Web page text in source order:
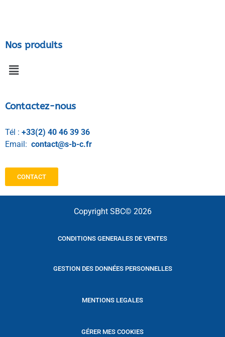
Nos produits
Contactez-nous
Tél : +33(2) 40 46 39 36
Email: contact@s-b-c.fr
CONTACT
Copyright SBC© 2026
CONDITIONS GENERALES DE VENTES
GESTION DES DONNÉES PERSONNELLES
MENTIONS LEGALES
GÉRER MES COOKIES